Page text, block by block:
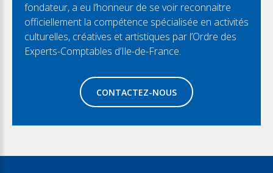
fondateur, a eu l’honneur de se voir reconnaitre
officiellement la compétence spécialisée en activités
culturelles, créatives et artistiques par l’Ordre des
Experts-Comptables d’Ile-de-France.
CONTACTEZ-NOUS